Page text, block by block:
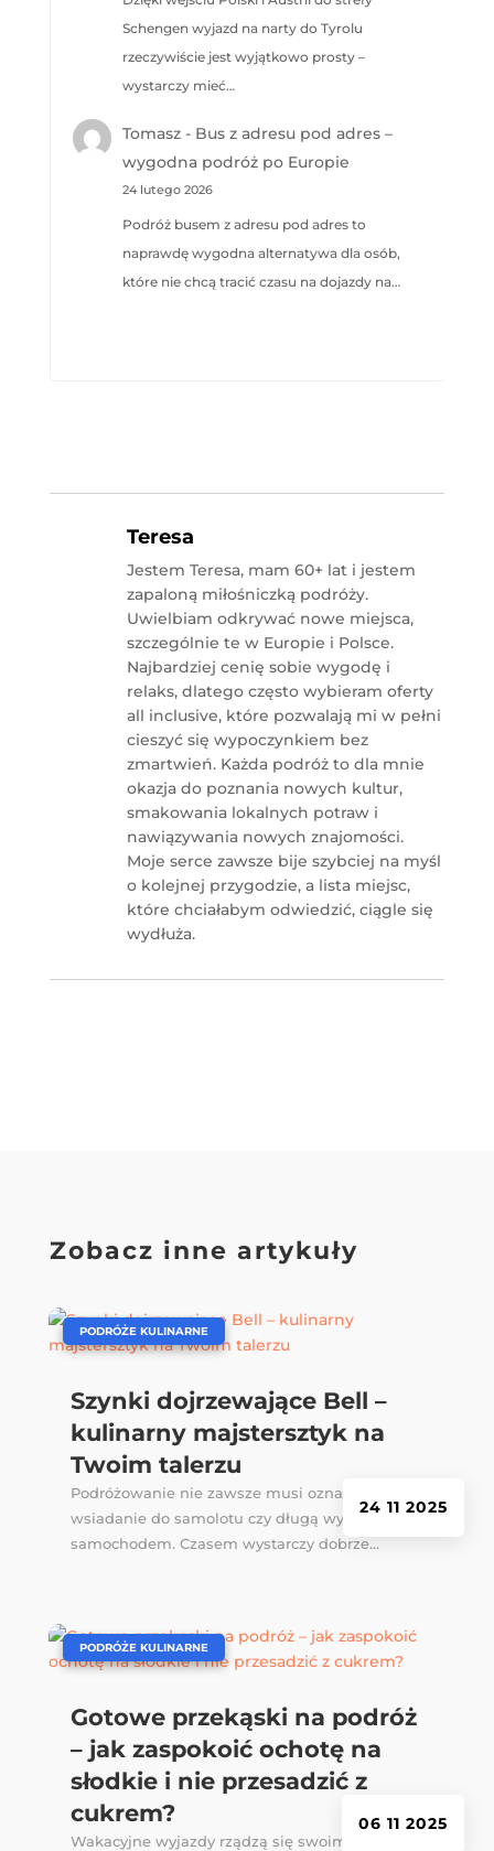
Schengen wyjazd na narty do Tyrolu
rzeczywiście jest wyjątkowo prosty –
wystarczy mieć…
Tomasz - Bus z adresu pod adres –
wygodna podróż po Europie
24 lutego 2026
Podróż busem z adresu pod adres to
naprawdę wygodna alternatywa dla osób,
które nie chcą tracić czasu na dojazdy na…
Teresa
Jestem Teresa, mam 60+ lat i jestem
zapaloną miłośniczką podróży.
Uwielbiam odkrywać nowe miejsca,
szczególnie te w Europie i Polsce.
Najbardziej cenię sobie wygodę i
relaks, dlatego często wybieram oferty
all inclusive, które pozwalają mi w pełni
cieszyć się wypoczynkiem bez
zmartwień. Każda podróż to dla mnie
okazja do poznania nowych kultur,
smakowania lokalnych potraw i
nawiązywania nowych znajomości.
Moje serce zawsze bije szybciej na myśl
o kolejnej przygodzie, a lista miejsc,
które chciałabym odwiedzić, ciągle się
wydłuża.
Zobacz inne artykuły
Szynki dojrzewające Bell –
kulinarny majstersztyk na
Twoim talerzu
24 11 2025
PODRÓŻE KULINARNE
Podróżowanie nie zawsze musi oznaczać
wsiadanie do samolotu czy długą wyprawę
samochodem. Czasem wystarczy dobrze...
Gotowe przekąski na podróż
– jak zaspokoić ochotę na
słodkie i nie przesadzić z
cukrem?
06 11 2025
PODRÓŻE KULINARNE
Wakacyjne wyjazdy rządzą się swoimi